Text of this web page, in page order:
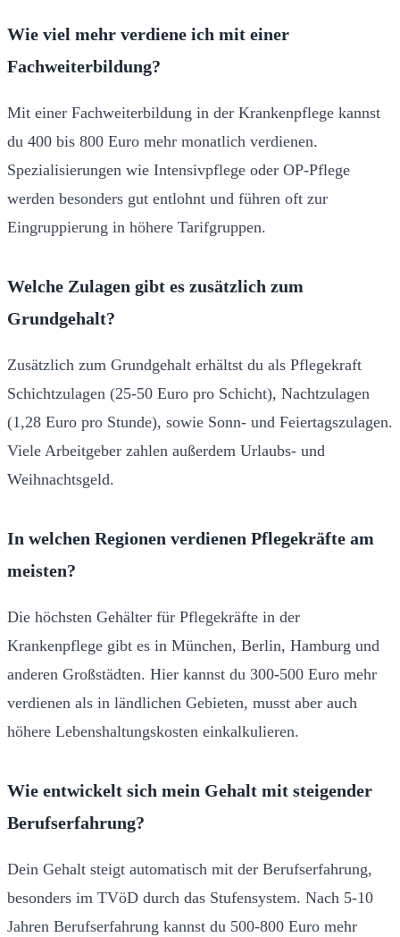
Wie viel mehr verdiene ich mit einer
Fachweiterbildung?
Mit einer Fachweiterbildung in der Krankenpflege kannst
du 400 bis 800 Euro mehr monatlich verdienen.
Spezialisierungen wie Intensivpflege oder OP-Pflege
werden besonders gut entlohnt und führen oft zur
Eingruppierung in höhere Tarifgruppen.
Welche Zulagen gibt es zusätzlich zum
Grundgehalt?
Zusätzlich zum Grundgehalt erhältst du als Pflegekraft
Schichtzulagen (25-50 Euro pro Schicht), Nachtzulagen
(1,28 Euro pro Stunde), sowie Sonn- und Feiertagszulagen.
Viele Arbeitgeber zahlen außerdem Urlaubs- und
Weihnachtsgeld.
In welchen Regionen verdienen Pflegekräfte am
meisten?
Die höchsten Gehälter für Pflegekräfte in der
Krankenpflege gibt es in München, Berlin, Hamburg und
anderen Großstädten. Hier kannst du 300-500 Euro mehr
verdienen als in ländlichen Gebieten, musst aber auch
höhere Lebenshaltungskosten einkalkulieren.
Wie entwickelt sich mein Gehalt mit steigender
Berufserfahrung?
Dein Gehalt steigt automatisch mit der Berufserfahrung,
besonders im TVöD durch das Stufensystem. Nach 5-10
Jahren Berufserfahrung kannst du 500-800 Euro mehr